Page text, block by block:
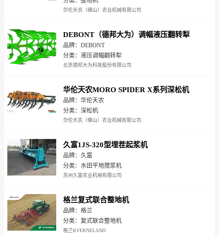
华伦天农（佛山）农业机械有限公司
DEBONT（德邦大为）调幅液压翻转犁
品牌：DEBONT
分类：液压调幅翻转犁
北京德邦大为科技股份有限公司
华伦天农MORO SPIDER X系列深松机
品牌：华伦天农
分类：深松机
华伦天农（佛山）农业机械有限公司
久富1JS-320型埋茬起浆机
品牌：久富
分类：水田平地搅浆机
苏州久富农业机械有限公司
格兰复式联合整地机
品牌：格兰
分类：复式联合整地机
格兰KVERNELAND